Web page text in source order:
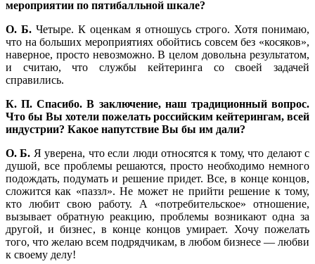
мероприятии по пятибалльной шкале?
О. Б.Четыре. К оценкам я отношусь строго. Хотя понимаю,
что на больших мероприятиях обойтись совсем без «косяков»,
наверное, просто невозможно. В целом довольна результатом,
и считаю, что службы кейтеринга со своей задачей
справились.
К. П. Спасибо. В заключение, наш традиционный вопрос.
Что бы Вы хотели пожелать российским кейтерингам, всей
индустрии? Какое напутствие Вы бы им дали?
О. Б. Я уверена, что если люди относятся к тому, что делают с
душой, все проблемы решаются, просто необходимо немного
подождать, подумать и решение придет. Все, в конце концов,
сложится как «паззл». Не может не прийти решение к тому,
кто любит свою работу. А «потребительское» отношение,
вызывает обратную реакцию, проблемы возникают одна за
другой, и бизнес, в конце концов умирает. Хочу пожелать
того, что желаю всем подрядчикам, в любом бизнесе — любви
к своему делу!